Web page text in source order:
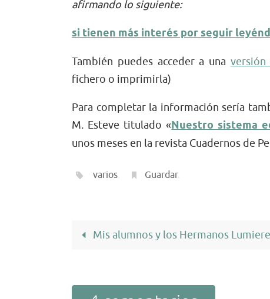
afirmando lo siguiente:
si tienen más interés por seguir
También puedes acceder a una
fichero o imprimirla)
Para completar la información sería
M. Esteve titulado «Nuestro sistema
unos meses en la revista Cuadernos de
varios. Guardar.
Mis alumnos y los Hermanos Lumiere